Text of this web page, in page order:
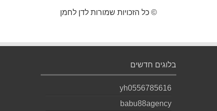
© כל הזכויות שמורות לדן לחמן
בלוגים חדשים
yh0556785616
babu88agency